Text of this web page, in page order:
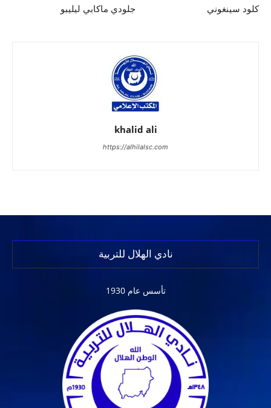
جلودي ماكابي ليليبو كلود سينغوني
khalid ali
https://alhilalsc.com
نادي الهلال للتربية
تأسس عام 1930